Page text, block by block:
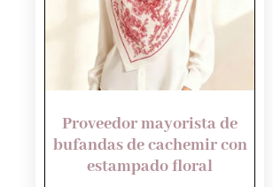
Proveedor mayorista de
bufandas de cachemir con
estampado floral